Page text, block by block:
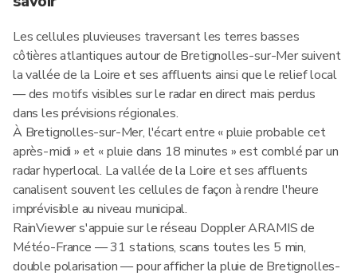
Les cellules pluvieuses traversant les terres basses
côtières atlantiques autour de Bretignolles-sur-Mer suivent
la vallée de la Loire et ses affluents ainsi que le relief local
— des motifs visibles sur le radar en direct mais perdus
dans les prévisions régionales.
À Bretignolles-sur-Mer, l'écart entre « pluie probable cet
après-midi » et « pluie dans 18 minutes » est comblé par un
radar hyperlocal. La vallée de la Loire et ses affluents
canalisent souvent les cellules de façon à rendre l'heure
imprévisible au niveau municipal.
RainViewer s'appuie sur le réseau Doppler ARAMIS de
Météo-France — 31 stations, scans toutes les 5 min,
double polarisation — pour afficher la pluie de Bretignolles-